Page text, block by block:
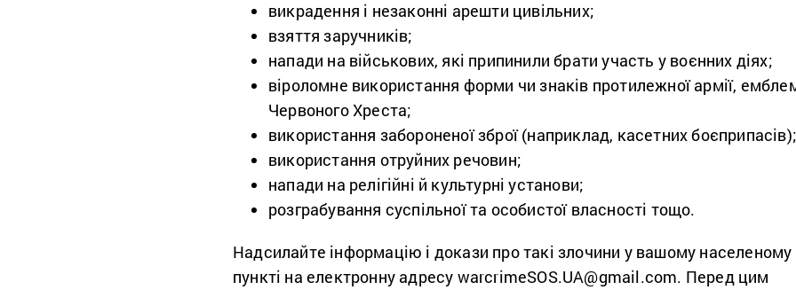
викрадення і незаконні арешти цивільних;
взяття заручників;
напади на військових, які припинили брати участь у воєнних діях;
віроломне використання форми чи знаків протилежної армії,
Червоного Хреста;
використання забороненої зброї (наприклад, касетних боєприпасів);
використання отруйних речовин;
напади на релігійні й культурні установи;
розграбування суспільної та особистої власності тощо.
Надсилайте інформацію і докази про такі злочини у вашому населеному
пункті на електронну адресу warcrimeSOS.UA@gmail.com. Перед цим